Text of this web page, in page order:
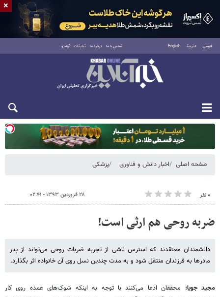
فارسی العربية English تماس با ما درباره ما تبلیغات آرشیو
یکشنبه ۱۸ مرداد ۱۴۰۵
صفحه اصلی اخبار دانش و فناوری پزشکی
۰ نفر ۲۸ فروردین ۱۳۹۳ - ۰۲:۴۱
ضربه روحی هم ارثی است!
دانشمندان معتقدند که استرس ناشی از تجربه ضربات روحی می‌تواند از پدر
مادرها به فرزندان منتقل شود و به مدت چندین نسل روی آن خانواده اثر بگذارد.
مجید جویا: محققان ادعا می‌کنند با توجه به اینکه شوک‌های عمده روی کار
×